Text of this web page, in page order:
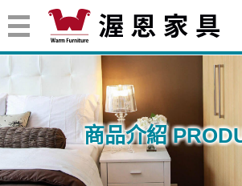
單人加大 - 3.5x6.2尺
商品介紹